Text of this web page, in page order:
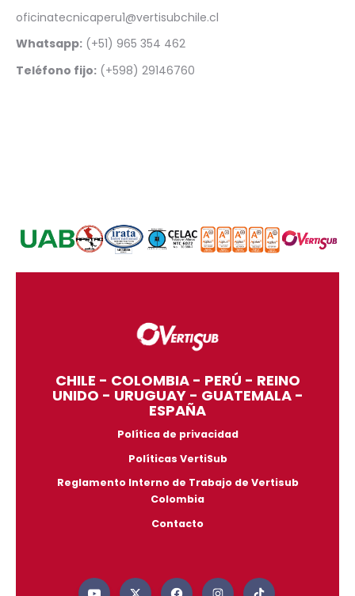
oficinatecnicaperu1@vertisubchile.cl
Whatsapp: (+51) 965 354 462
Teléfono fijo: (+598) 29146760
CHILE - COLOMBIA - PERÚ - REINO
UNIDO - URUGUAY - GUATEMALA -
ESPAÑA
Política de privacidad
Políticas VertiSub
Reglamento Interno de Trabajo de Vertisub
Colombia
Contacto